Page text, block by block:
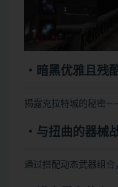
・暗黑优雅且残
揭露克拉特城的秘密
・与扭曲的器械
通过搭配动态武器组